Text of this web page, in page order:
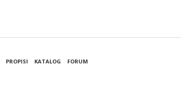
PROPISI KATALOG FORUM